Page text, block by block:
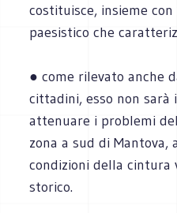
costituisce, insieme
paesistico che
● come rilevato anche
cittadini, esso non sarà
attenuare i problemi
zona a sud di Mantova,
condizioni della
storico.